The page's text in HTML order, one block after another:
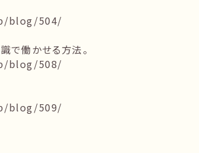
blog/504/
働かせる方法。
blog/508/
blog/509/